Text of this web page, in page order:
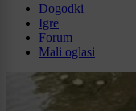
Dogodki
Igre
Forum
Mali oglasi